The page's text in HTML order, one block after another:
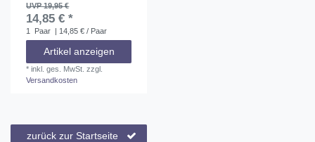
UVP 19,95 €
14,85 € *
1 Paar | 14,85 € / Paar
Artikel anzeigen
*inkl. ges. MwSt. zzgl.
Versandkosten
zurück zur Startseite